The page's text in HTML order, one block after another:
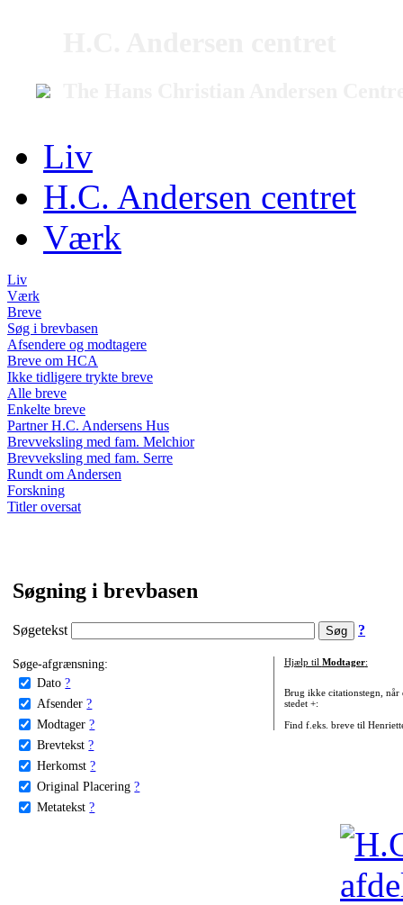
Liv
H.C. Andersen centret
Værk
Liv
Værk
Breve
Søg i brevbasen
Afsendere og modtagere
Breve om HCA
Ikke tidligere trykte breve
Alle breve
Enkelte breve
Partner H.C. Andersens Hus
Brevveksling med fam. Melchior
Brevveksling med fam. Serre
Rundt om Andersen
Forskning
Titler oversat
Søgning i brevbasen
Søgetekst ?
Søge-afgrænsning:
Dato ?
Afsender ?
Modtager ?
Brevtekst ?
Herkomst ?
Original Placering ?
Metatekst ?
Hjælp til Modtager:
Brug ikke citationstegn, når
stedet +:
Find f.eks. breve til